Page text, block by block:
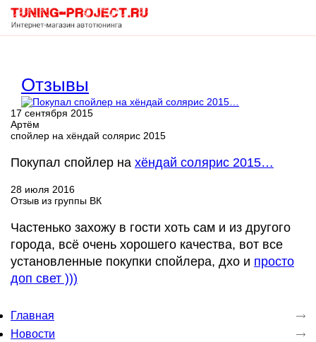
Корзина
пуста
Отзывы
17 сентября 2015
Артём
спойлер на хёндай солярис 2015
Покупал спойлер на хёндай солярис 2015…
28 июля 2016
Отзыв из группы ВК
Частенько захожу в гости хоть сам и из другого
города, всё очень хорошего качества, вот все
установленные покупки спойлера, дхо и просто
доп свет )))
Главная
Новости